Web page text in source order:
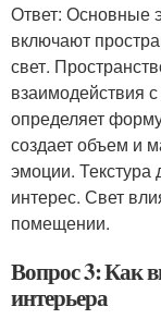
Ответ: Основные
включают
свет.
взаимодействия
определяет
создает объем и
эмоции. Текстура
интерес. Свет
помещении.
Вопрос 3: Как
интерьера